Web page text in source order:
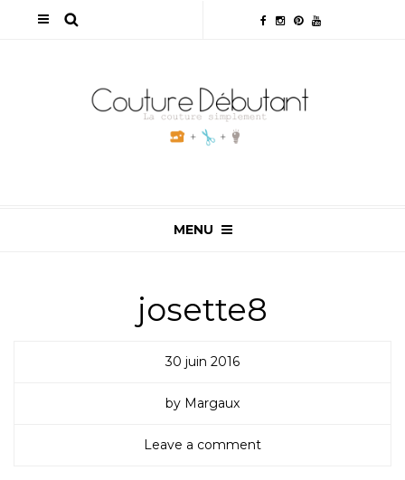
MENU
josette8
30 juin 2016
by Margaux
Leave a comment